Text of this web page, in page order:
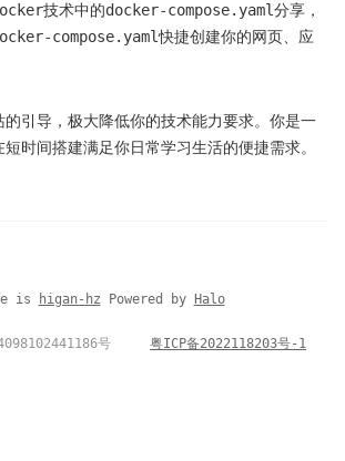
技术中的docker-compose.yaml分享，
compose.yaml快捷创建你的网页、应
引导，极大降低你的技术能力要求。你是一
时间搭建满足你日常学习生活的便捷需求。
is higan-hz Powered by Halo
号 粤ICP备2022118203号-1